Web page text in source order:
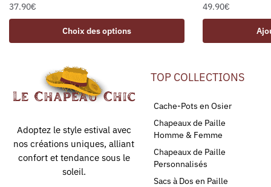
37.90€
Choix des options
49.90€
Adoptez le style estival avec
nos créations uniques, alliant
confort et tendance sous le
soleil.
TOP COLLECTIONS
Cache-Pots en Osier
Chapeaux de Paille
Homme & Femme
Chapeaux de Paille
Personnalisés
Sacs à Dos en Paille